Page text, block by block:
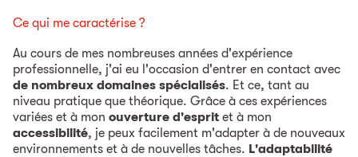
Ce qui me caractérise ?
Au cours de mes nombreuses années d'expérience
professionnelle, j'ai eu l'occasion d'entrer en contact avec
de nombreux domaines spécialisés. Et ce, tant au
niveau pratique que théorique. Grâce à ces expériences
variées et à mon ouverture d'esprit et à mon
accessibilité, je peux facilement m'adapter à de nouveaux
environnements et à de nouvelles tâches. L'adaptabilité